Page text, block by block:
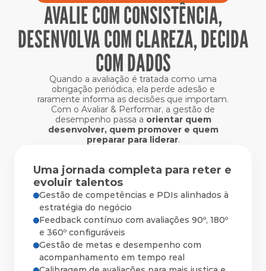
AVALIE COM CONSISTÊNCIA,
DESENVOLVA COM CLAREZA, DECIDA
COM DADOS
Quando a avaliação é tratada como uma
obrigação periódica, ela perde adesão e
raramente informa as decisões que importam.
Com o Avaliar & Performar, a gestão de
desempenho passa a orientar quem
desenvolver, quem promover e quem
preparar para liderar.
Uma jornada completa para reter e
evoluir talentos
Gestão de competências e PDIs alinhados à
estratégia do negócio
Feedback contínuo com avaliações 90º, 180º
e 360º configuráveis
Gestão de metas e desempenho com
acompanhamento em tempo real